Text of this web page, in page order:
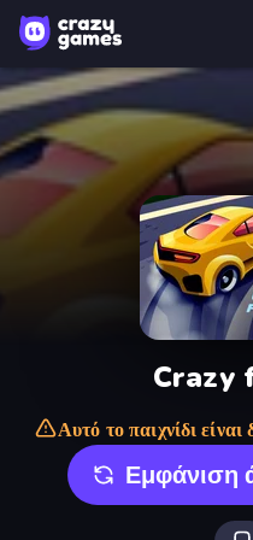
Crazy
Αυτό το παιχνίδι
Εμφάνιση